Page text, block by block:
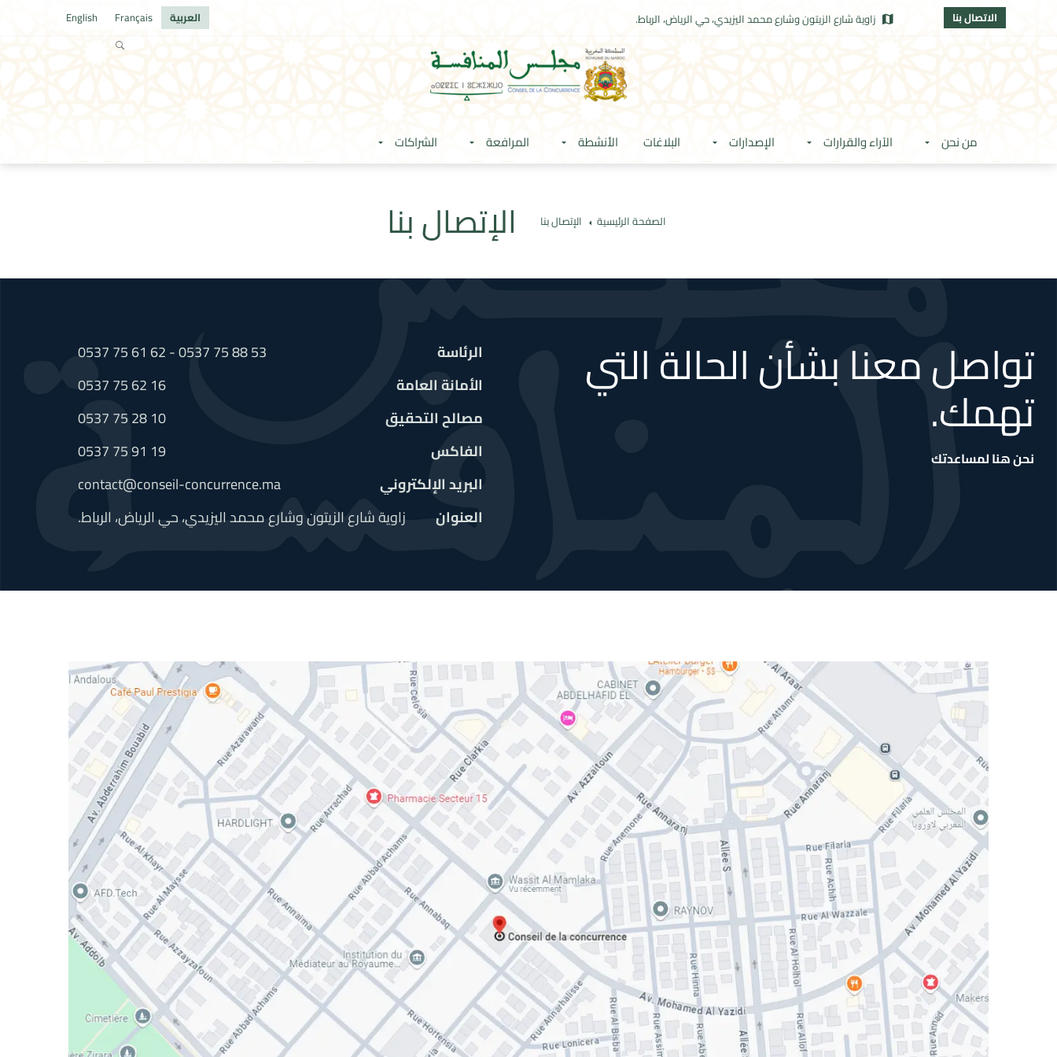
الاتصال بنا زاوية شارع الزيتون وشارع محمد اليزيدي، حي الرياض، الرباط. العربية Français
English
من نحن الآراء والقرارات الإصدارات البلاغات الأنشطة المرافعة الشراكات
الإتصال بنا الصفحة الرئيسية الإتصال بنا
الرئاسة
0537 75 61 62 - 0537 75 88 53
الأمانة العامة
0537 75 62 16
مصالح التحقيق
0537 75 28 10
الفاكس
0537 75 91 19
البريد الإلكتروني
contact@conseil-concurrence.ma
العنوان
.زاوية شارع الزيتون وشارع محمد اليزيدي، حي الرياض، الرباط
تواصل معنا بشأن الحالة التي
تهمك.
نحن هنا لمساعدتك